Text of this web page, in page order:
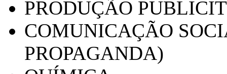
PRODUÇÃO
COMUNICAÇÃO
PROPAGANDA)